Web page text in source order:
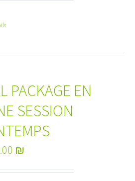
PACKAGE EN
SESSION
₪